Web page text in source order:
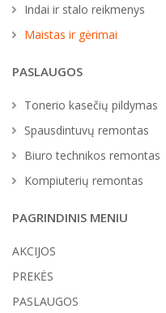
Indai ir stalo reikmenys
Maistas ir gėrimai
PASLAUGOS
Tonerio kasečių pildymas
Spausdintuvų remontas
Biuro technikos remontas
Kompiuterių remontas
PAGRINDINIS MENIU
AKCIJOS
PREKĖS
PASLAUGOS